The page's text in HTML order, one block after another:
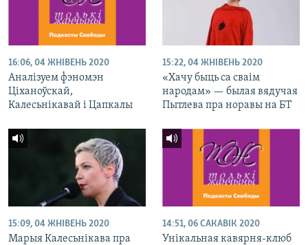
16:06, 04 ЖНІВЕНЬ 2020
Аналізуем фэномэн
Ціханоўскай,
Калесьнікавай і Цапкалы
15:22, 04 ЖНІВЕНЬ 2020
«Хачу быць са сваім
народам» — былая вядучая
Пытлева пра норавы на БТ
15:09, 04 ЖНІВЕНЬ 2020
Марыя Калесьнікава пра
14:51, 06 САКАВІК 2020
Унікальная кавярня-клюб